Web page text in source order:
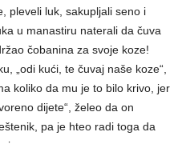
pleveli luk, sakuplјali seno i
u manastiru naterali da čuva
čobanina za svoje koze!
„odi kući, te čuvaj naše koze“,
koliko da mu je to bilo krivo, jer
dijete“, želeo da on
pa je hteo radi toga da